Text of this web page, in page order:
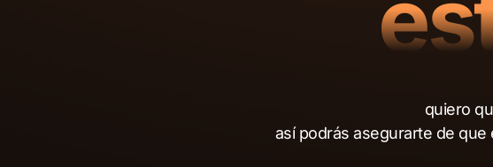
quiero
así podrás asegurarte de